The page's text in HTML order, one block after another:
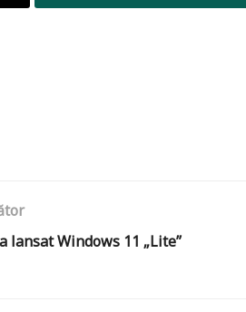
lansat Windows 11 „Lite”